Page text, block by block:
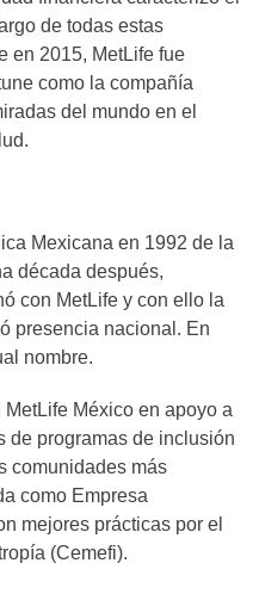
de todas estas
en 2015, MetLife fue
como la compañía
del mundo en el
Mexicana en 1992 de la
década después,
con MetLife y con ello la
presencia nacional. En
nombre.
México en apoyo a
de programas de inclusión
comunidades más
como Empresa
mejores prácticas por el
(Cemefi).